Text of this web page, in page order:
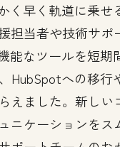
く早く軌道に乗せ
担当者や技術サポ
能なツールを短期
HubSpotへの移行
えました。新しい
ニケーションをス